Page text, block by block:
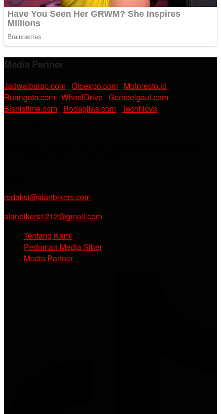
Media Partner
Jadwalbalap.com Otoexpo.com Motoresto.id
Ruangoto.com WheelDrive Gembelgaul.com
Bisnistime.com Rodagilas.com TechNova
redaksi@alanbikers.com
alanbikers1212@gmail.com
Tentang Kami
Pedoman Media Siber
Media Partner